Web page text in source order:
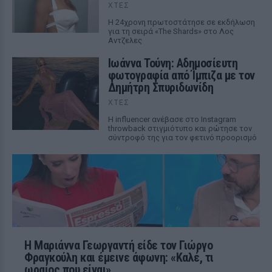
ΧΤΕΣ
Η 24χρονη πρωτοστάτησε σε εκδήλωση
για τη σειρά «The Shards» στο Λος
Αντζελες
Ιωάννα Τούνη: Αδημοσίευτη
φωτογραφία από Ίμπιζα με τον
Δημήτρη Σπυριδωνίδη
ΧΤΕΣ
Η influencer ανέβασε στο Instagram
throwback στιγμιότυπο και ρώτησε τον
σύντροφό της για τον φετινό προορισμό
Η Μαριάννα Γεωργαντή είδε τον Γιώργο
Φραγκούλη και έμεινε άφωνη: «Καλέ, τι